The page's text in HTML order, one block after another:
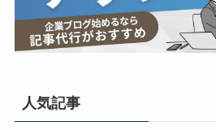
人気記事